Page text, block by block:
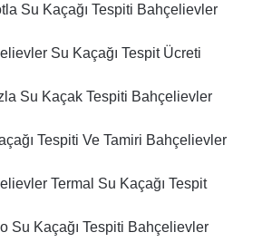
Su Kaçağı Tespiti​ Bahçelievler
Su Kaçağı Tespit Ücreti​
Su Kaçak Tespiti​ Bahçelievler
Tespiti Ve Tamiri​ Bahçelievler
Termal Su Kaçağı Tespit
Su Kaçağı Tespiti​ Bahçelievler